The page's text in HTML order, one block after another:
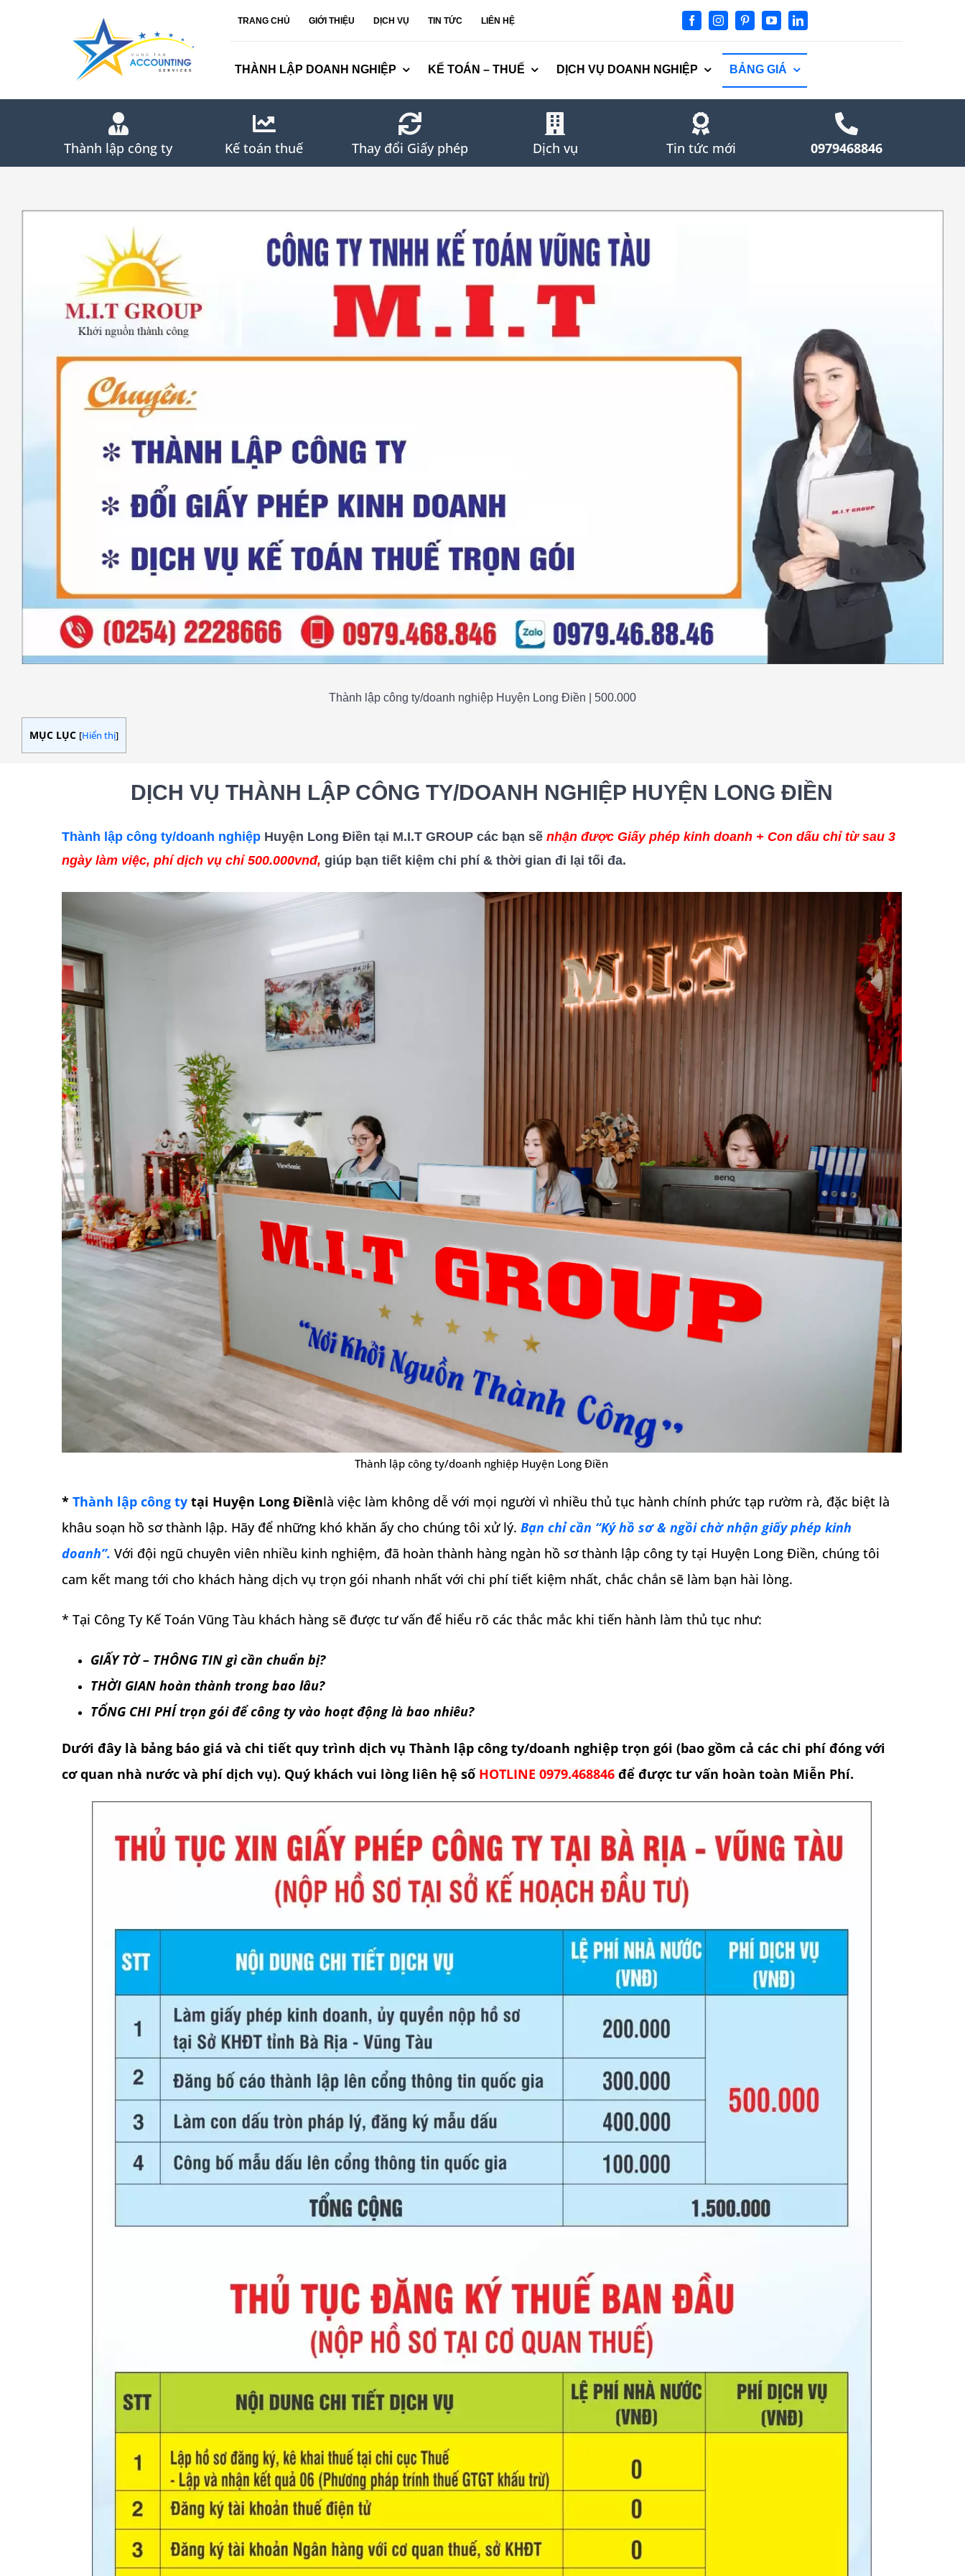
TRANG CHỦ GIỚI THIỆU DỊCH VỤ TIN TỨC LIÊN HỆ
THÀNH LẬP DOANH NGHIỆP KẾ TOÁN – THUẾ DỊCH VỤ DOANH NGHIỆP BẢNG GIÁ
Thành lập công ty Kế toán thuế Thay đổi Giấy phép Dịch vụ Tin tức mới 0979468846
Thành lập công ty/doanh nghiệp Huyện Long Điền | 500.000
MỤC LỤC [Hiển thị]
DỊCH VỤ THÀNH LẬP CÔNG TY/DOANH NGHIỆP HUYỆN LONG ĐIỀN
Thành lập công ty/doanh nghiệp Huyện Long Điền tại M.I.T GROUP các bạn sẽ nhận được Giấy phép kinh doanh + Con dấu chỉ từ sau 3
ngày làm việc, phí dịch vụ chỉ 500.000vnđ, giúp bạn tiết kiệm chi phí & thời gian đi lại tối đa.
Thành lập công ty/doanh nghiệp Huyện Long Điền
* Thành lập công tytại Huyện Long Điềnlà việc làm không dễ với mọi người vì nhiều thủ tục hành chính phức tạp rườm rà, đặc biệt là
khâu soạn hồ sơ thành lập. Hãy để những khó khăn ấy cho chúng tôi xử lý. Bạn chỉ cần “Ký hồ sơ & ngồi chờ nhận giấy phép kinh
doanh”. Với đội ngũ chuyên viên nhiều kinh nghiệm, đã hoàn thành hàng ngàn hồ sơ thành lập công ty tại Huyện Long Điền, chúng tôi
cam kết mang tới cho khách hàng dịch vụ trọn gói nhanh nhất với chi phí tiết kiệm nhất, chắc chắn sẽ làm bạn hài lòng.
* Tại Công Ty Kế Toán Vũng Tàu khách hàng sẽ được tư vấn để hiểu rõ các thắc mắc khi tiến hành làm thủ tục như:
GIẤY TỜ – THÔNG TIN gì cần chuẩn bị?
THỜI GIAN hoàn thành trong bao lâu?
TỔNG CHI PHÍ trọn gói để công ty vào hoạt động là bao nhiêu?
Dưới đây là bảng báo giá và chi tiết quy trình dịch vụ Thành lập công ty/doanh nghiệp trọn gói (bao gồm cả các chi phí đóng với
cơ quan nhà nước và phí dịch vụ). Quý khách vui lòng liên hệ số HOTLINE 0979.468846để được tư vấn hoàn toàn Miễn Phí.